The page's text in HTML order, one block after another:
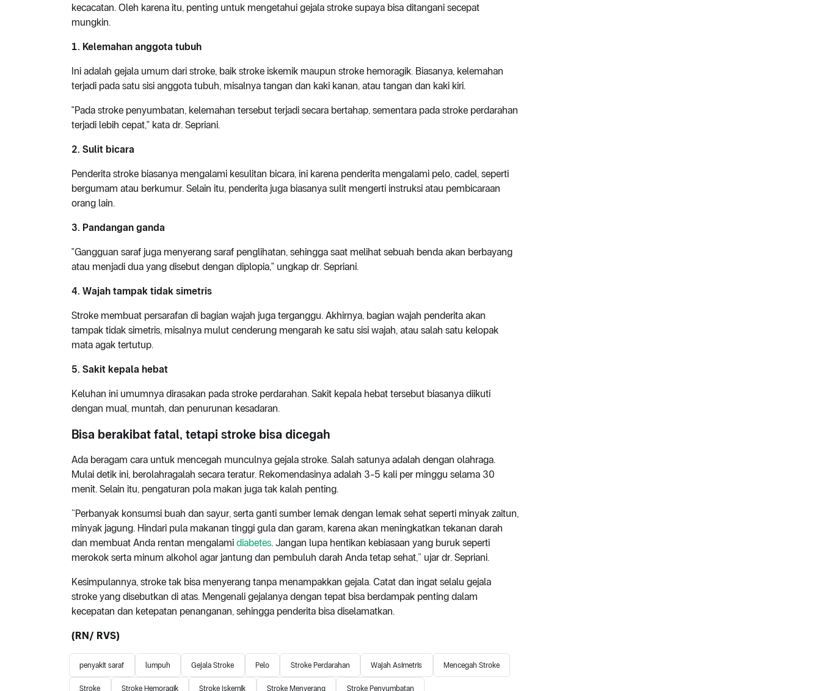
kecacatan. Oleh karena itu, penting untuk mengetahui gejala stroke supaya bisa ditangani secepat
mungkin.
1. Kelemahan anggota tubuh
Ini adalah gejala umum dari stroke, baik stroke iskemik maupun stroke hemoragik. Biasanya, kelemahan
terjadi pada satu sisi anggota tubuh, misalnya tangan dan kaki kanan, atau tangan dan kaki kiri.
"Pada stroke penyumbatan, kelemahan tersebut terjadi secara bertahap, sementara pada stroke perdarahan
terjadi lebih cepat," kata dr. Sepriani.
2. Sulit bicara
Penderita stroke biasanya mengalami kesulitan bicara, ini karena penderita mengalami pelo, cadel, seperti
bergumam atau berkumur. Selain itu, penderita juga biasanya sulit mengerti instruksi atau pembicaraan
orang lain.
3. Pandangan ganda
"Gangguan saraf juga menyerang saraf penglihatan, sehingga saat melihat sebuah benda akan berbayang
atau menjadi dua yang disebut dengan diplopia," ungkap dr. Sepriani.
4. Wajah tampak tidak simetris
Stroke membuat persarafan di bagian wajah juga terganggu. Akhirnya, bagian wajah penderita akan
tampak tidak simetris, misalnya mulut cenderung mengarah ke satu sisi wajah, atau salah satu kelopak
mata agak tertutup.
5. Sakit kepala hebat
Keluhan ini umumnya dirasakan pada stroke perdarahan. Sakit kepala hebat tersebut biasanya diikuti
dengan mual, muntah, dan penurunan kesadaran.
Bisa berakibat fatal, tetapi stroke bisa dicegah
Ada beragam cara untuk mencegah munculnya gejala stroke. Salah satunya adalah dengan olahraga.
Mulai detik ini, berolahragalah secara teratur. Rekomendasinya adalah 3-5 kali per minggu selama 30
menit. Selain itu, pengaturan pola makan juga tak kalah penting.
“Perbanyak konsumsi buah dan sayur, serta ganti sumber lemak dengan lemak sehat seperti minyak zaitun,
minyak jagung. Hindari pula makanan tinggi gula dan garam, karena akan meningkatkan tekanan darah
dan membuat Anda rentan mengalami diabetes. Jangan lupa hentikan kebiasaan yang buruk seperti
merokok serta minum alkohol agar jantung dan pembuluh darah Anda tetap sehat,” ujar dr. Sepriani.
Kesimpulannya, stroke tak bisa menyerang tanpa menampakkan gejala. Catat dan ingat selalu gejala
stroke yang disebutkan di atas. Mengenali gejalanya dengan tepat bisa berdampak penting dalam
kecepatan dan ketepatan penanganan, sehingga penderita bisa diselamatkan.
(RN/ RVS)
penyakit saraf lumpuh Gejala Stroke Pelo Stroke Perdarahan Wajah Asimetris Mencegah Stroke
Stroke Stroke Hemoragik Stroke Iskemik Stroke Menyerang Stroke Penyumbatan